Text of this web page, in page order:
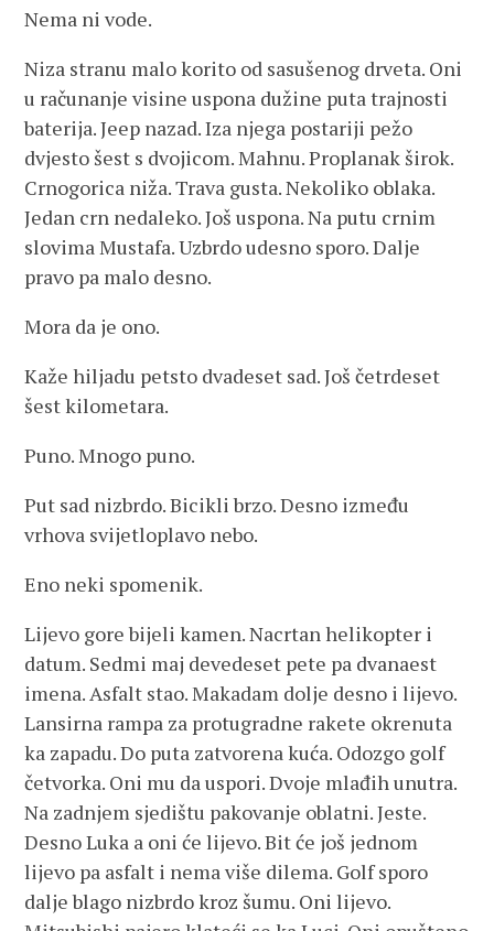
Nema ni vode.
Niza stranu malo korito od sasušenog drveta. Oni
u računanje visine uspona dužine puta trajnosti
baterija. Jeep nazad. Iza njega postariji pežo
dvjesto šest s dvojicom. Mahnu. Proplanak širok.
Crnogorica niža. Trava gusta. Nekoliko oblaka.
Jedan crn nedaleko. Još uspona. Na putu crnim
slovima Mustafa. Uzbrdo udesno sporo. Dalje
pravo pa malo desno.
Mora da je ono.
Kaže hiljadu petsto dvadeset sad. Još četrdeset
šest kilometara.
Puno. Mnogo puno.
Put sad nizbrdo. Bicikli brzo. Desno između
vrhova svijetloplavo nebo.
Eno neki spomenik.
Lijevo gore bijeli kamen. Nacrtan helikopter i
datum. Sedmi maj devedeset pete pa dvanaest
imena. Asfalt stao. Makadam dolje desno i lijevo.
Lansirna rampa za protugradne rakete okrenuta
ka zapadu. Do puta zatvorena kuća. Odozgo golf
četvorka. Oni mu da uspori. Dvoje mlađih unutra.
Na zadnjem sjedištu pakovanje oblatni. Jeste.
Desno Luka a oni će lijevo. Bit će još jednom
lijevo pa asfalt i nema više dilema. Golf sporo
dalje blago nizbrdo kroz šumu. Oni lijevo.